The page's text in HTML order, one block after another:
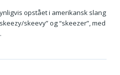
opstået i amerikansk slang
skeevy” og “skeezer”, med